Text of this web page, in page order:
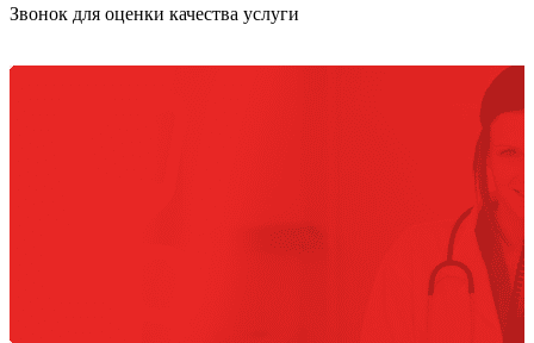
Звонок для оценки качества услуги